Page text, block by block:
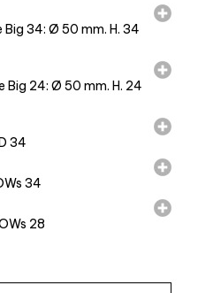
Big 34: Ø 50 mm. H. 34
Big 24: Ø 50 mm. H. 24
34
34
28